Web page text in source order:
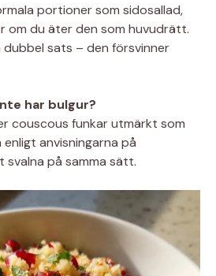
portioner som sidosallad,
om du äter den som huvudrätt.
sats – den försvinner
har bulgur?
couscous funkar utmärkt som
anvisningarna på
på samma sätt.